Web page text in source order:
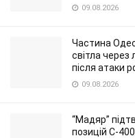
09.08.2026
Частина
світла через
після атаки
09.08.2026
“Мадяр”
позицій С-